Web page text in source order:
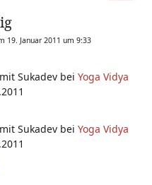
19. Januar 2011 um 9:33
Sukadev bei Yoga Vidya
Sukadev bei Yoga Vidya